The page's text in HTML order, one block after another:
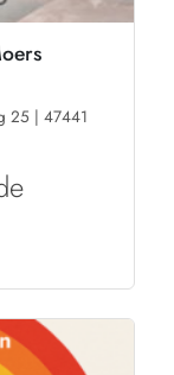
25 | 47441